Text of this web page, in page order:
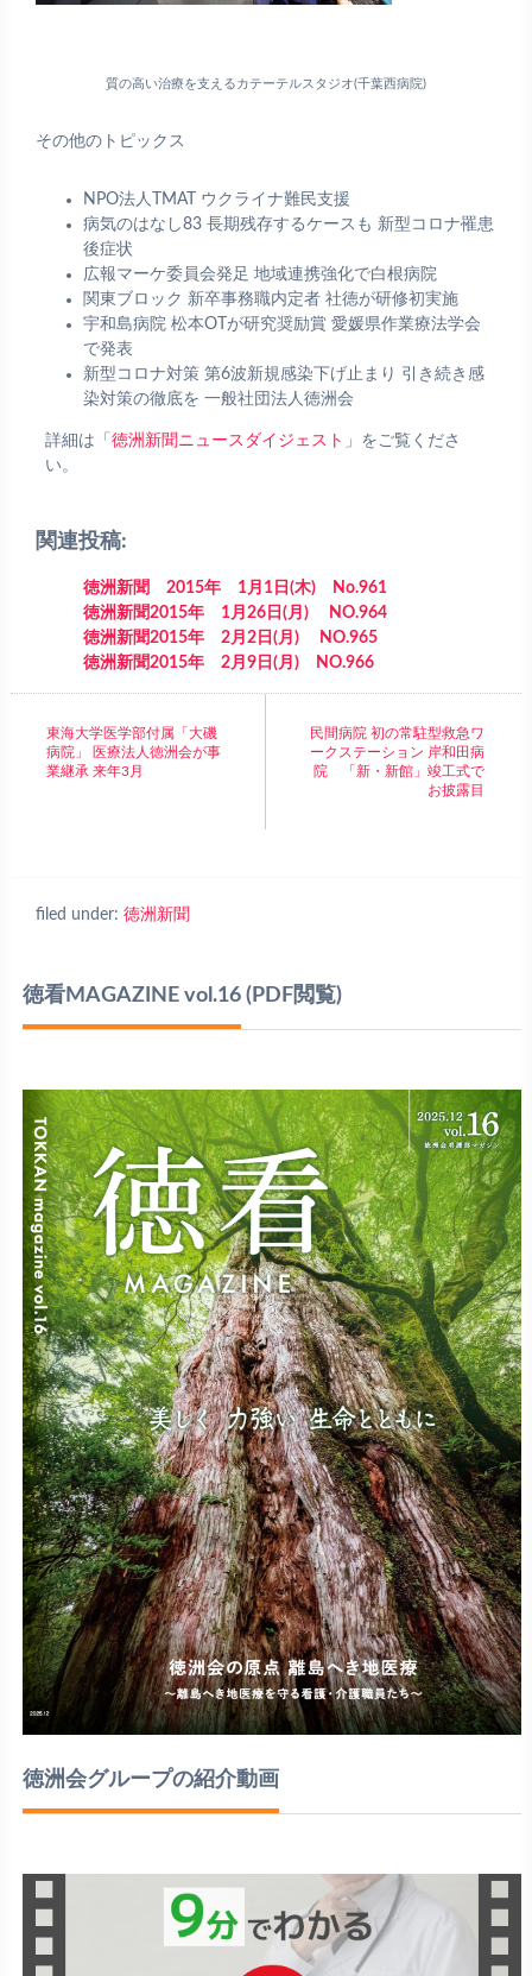
質の高い治療を支えるカテーテルスタジオ(千葉西病院)
その他のトピックス
NPO法人TMAT ウクライナ難民支援
病気のはなし83 長期残存するケースも 新型コロナ罹患
後症状
広報マーケ委員会発足 地域連携強化で白根病院
関東ブロック 新卒事務職内定者 社徳が研修初実施
宇和島病院 松本OTが研究奨励賞 愛媛県作業療法学会
で発表
新型コロナ対策 第6波新規感染下げ止まり 引き続き感
染対策の徹底を 一般社団法人徳洲会
詳細は「 徳洲新聞ニュースダイジェスト 」をご覧くださ
い。
関連投稿:
徳洲新聞 2015年 1月1日(木) No.961
徳洲新聞2015年 1月26日(月) NO.964
徳洲新聞2015年 2月2日(月) NO.965
徳洲新聞2015年 2月9日(月) NO.966
東海大学医学部付属「大磯
病院」 医療法人徳洲会が事
業継承 来年3月
民間病院 初の常駐型救急ワ
ークステーション 岸和田病
院 「新・新館」竣工式で
お披露目
filed under: 徳洲新聞
徳看MAGAZINE vol.16(PDF閲覧)
徳洲会グループの紹介動画